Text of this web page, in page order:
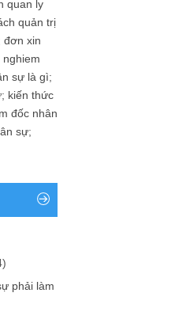
quan ly
quản trị
đơn xin
nghiem
sự là gì;
; kiến thức
đốc nhân
sự;
phải làm